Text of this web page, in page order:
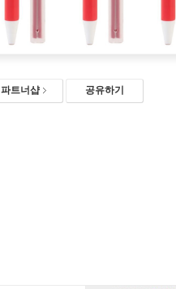
파트너샵 공유하기